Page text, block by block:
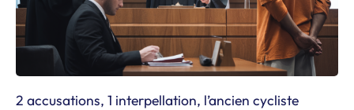
2 accusations, 1 interpellation, l’ancien cycliste